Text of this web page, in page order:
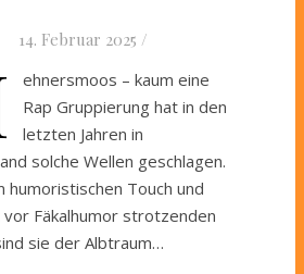
14. Februar 2025 /
ehnersmoos – kaum eine
Rap Gruppierung hat in den
letzten Jahren in
solche Wellen geschlagen.
humoristischen Touch und
Fäkalhumor strotzenden
sie der Albtraum…